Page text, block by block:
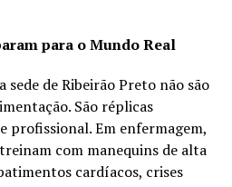
para o Mundo Real
sede de Ribeirão Preto não são
São réplicas
profissional. Em enfermagem,
com manequins de alta
cardíacos, crises